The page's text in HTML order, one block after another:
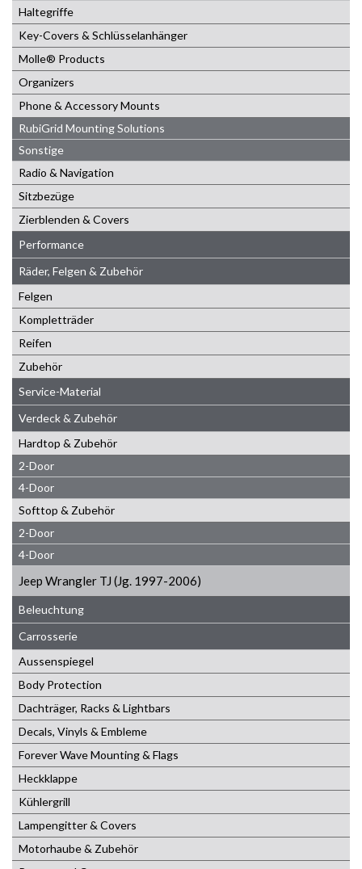
Haltegriffe
Key-Covers & Schlüsselanhänger
Molle® Products
Organizers
Phone & Accessory Mounts
RubiGrid Mounting Solutions
Sonstige
Radio & Navigation
Sitzbezüge
Zierblenden & Covers
Performance
Räder, Felgen & Zubehör
Felgen
Kompletträder
Reifen
Zubehör
Service-Material
Verdeck & Zubehör
Hardtop & Zubehör
2-Door
4-Door
Softtop & Zubehör
2-Door
4-Door
Jeep Wrangler TJ (Jg. 1997-2006)
Beleuchtung
Carrosserie
Aussenspiegel
Body Protection
Dachträger, Racks & Lightbars
Decals, Vinyls & Embleme
Forever Wave Mounting & Flags
Heckklappe
Kühlergrill
Lampengitter & Covers
Motorhaube & Zubehör